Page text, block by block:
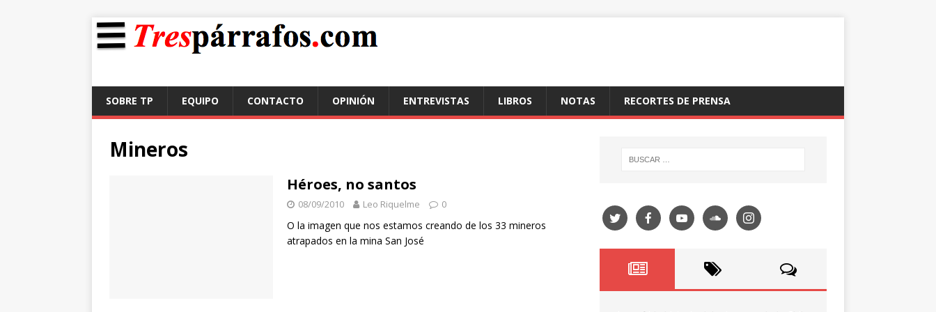
SOBRE TP EQUIPO CONTACTO OPINIÓN ENTREVISTAS LIBROS NOTAS RECORTES DE PRENSA
Mineros
Héroes, no santos
08/09/2010 Leo Riquelme 0
O la imagen que nos estamos creando de los 33 mineros
atrapados en la mina San José